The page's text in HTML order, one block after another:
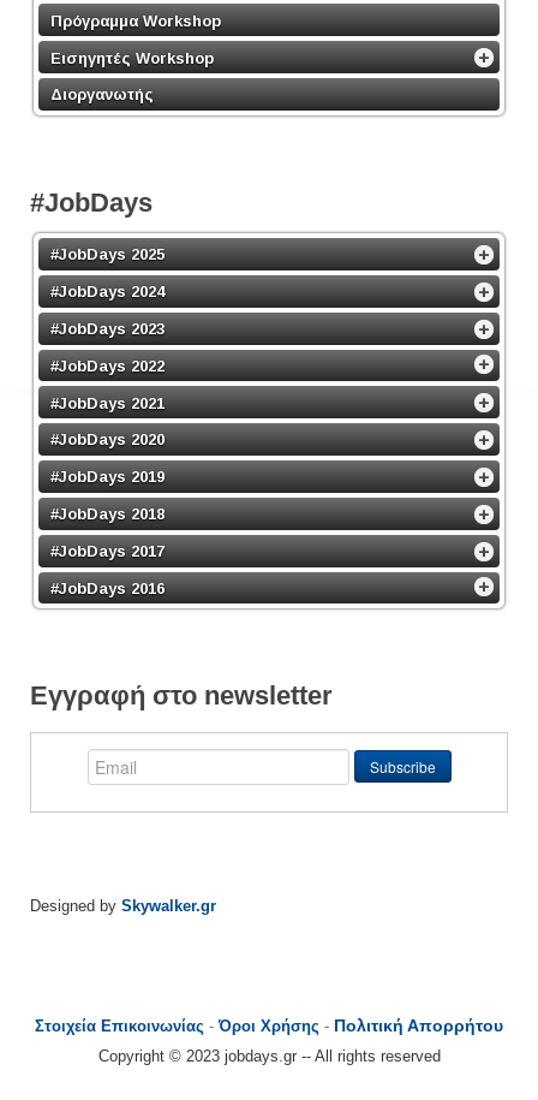
Πρόγραμμα Workshop
Εισηγητές Workshop
Διοργανωτής
#JobDays
#JobDays 2025
#JobDays 2024
#JobDays 2023
#JobDays 2022
#JobDays 2021
#JobDays 2020
#JobDays 2019
#JobDays 2018
#JobDays 2017
#JobDays 2016
Εγγραφή στο newsletter
Designed by Skywalker.gr
Στοιχεία Επικοινωνίας -Όροι Χρήσης - Πολιτική Απορρήτου
Copyright © 2023 jobdays.gr -- All rights reserved